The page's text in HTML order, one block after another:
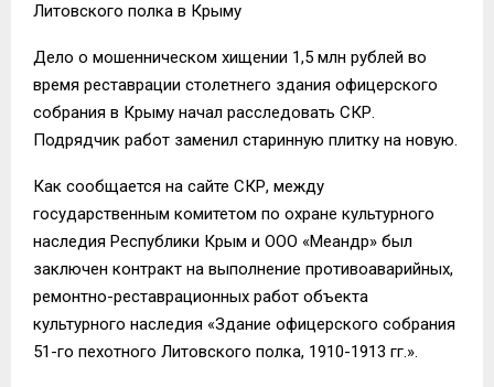
Литовского полка в Крыму
Дело о мошенническом хищении 1,5 млн рублей во
время реставрации столетнего здания офицерского
собрания в Крыму начал расследовать СКР.
Подрядчик работ заменил старинную плитку на новую.
Как сообщается на сайте СКР, между
государственным комитетом по охране культурного
наследия Республики Крым и ООО «Меандр» был
заключен контракт на выполнение противоаварийных,
ремонтно-реставрационных работ объекта
культурного наследия «Здание офицерского собрания
51-го пехотного Литовского полка, 1910-1913 гг.».